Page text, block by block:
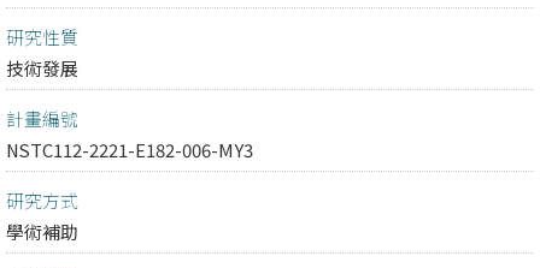
研究性質
技術發展
計畫編號
NSTC112-2221-E182-006-MY3
研究方式
學術補助